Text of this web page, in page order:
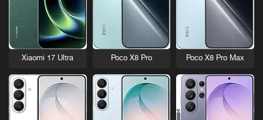
Poco X8 Pro Max
Poco X8 Pro
Xiaomi 17 Ultra